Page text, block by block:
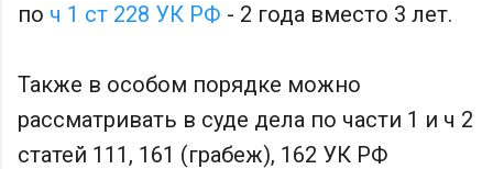
по ч 1 ст 228 УК РФ - 2 года вместо 3 лет.
Также в особом порядке можно
рассматривать в суде дела по части 1 и ч 2
статей 111, 161 (грабеж), 162 УК РФ